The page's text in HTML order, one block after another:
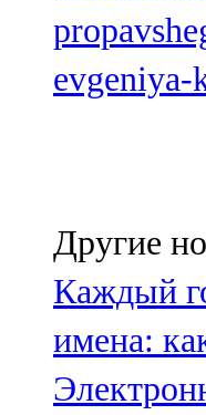
evgeniya-
Другие
Каждый
имена: